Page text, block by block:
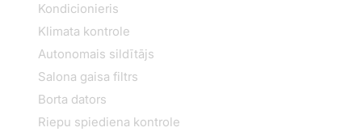
Kondicionieris
Klimata kontrole
Autonomais sildītājs
Salona gaisa filtrs
Borta dators
Riepu spiediena kontrole